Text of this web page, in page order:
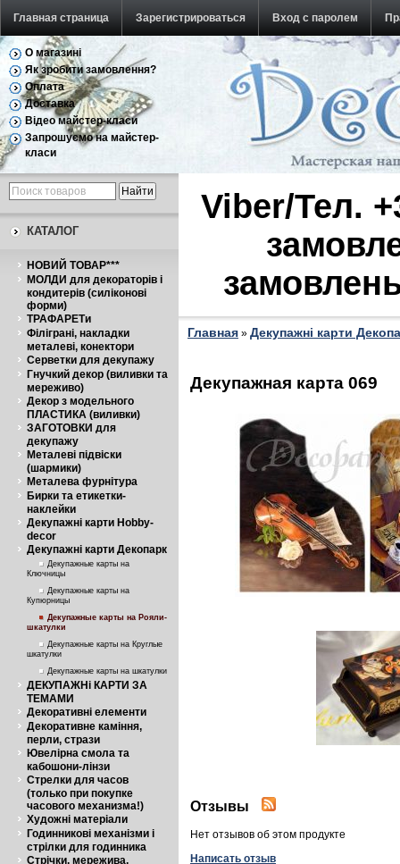
Главная страница Зарегистрироваться Вход с паролем
Обратная связь
О магазині
Як зробити замовлення?
Оплата
Доставка
Відео майстер-класи
Запрошуємо на майстер-
класи
КАТАЛОГ
НОВИЙ ТОВАР***
МОЛДИ для декораторів і
кондитерів (силіконові
форми)
ТРАФАРЕТи
Філіграні, накладки
металеві, конектори
Серветки для декупажу
Гнучкий декор (виливки та
мереживо)
Декор з модельного
ПЛАСТИКА (виливки)
ЗАГОТОВКИ для
декупажу
Металеві підвіски
(шармики)
Металева фурнітура
Бирки та етикетки-
наклейки
Декупажні карти Hobby-
decor
Декупажні карти Декопарк
Декупажные карты на
Ключницы
Декупажные карты на
Купюрницы
Декупажные карты на Рояли-
шкатулки
Декупажные карты на Круглые
шкатулки
Декупажные карты на шкатулки
ДЕКУПАЖНі КАРТИ ЗА
ТЕМАМИ
Декоративні елементи
Декоративне каміння,
перли, стрази
Ювелірна смола та
кабошони-лінзи
Стрелки для часов
(только при покупке
часового механизма!)
Художні матеріали
Годинникові механізми і
стрілки для годинника
Стрічки, мережива,
Viber/Тел.
Главная » Декупажні карти
Декупажная карта 069
Отзывы
Нет отзывов об этом продукте
Написать отзыв